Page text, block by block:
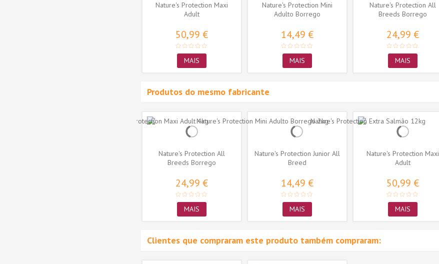
Nature's Protection Maxi
Adult
50,99 €
MAIS
Nature's Protection Mini
Adulto Borrego
14,49 €
MAIS
Nature's Protection All
Breeds Borrego
24,99 €
MAIS
Produtos do mesmo fabricante
Nature's Protection All
Breeds Borrego
24,99 €
MAIS
Nature's Protection Junior All
Breed
14,49 €
MAIS
Nature's Protection Maxi
Adult
50,99 €
MAIS
Clientes que compraram este produto também compraram: